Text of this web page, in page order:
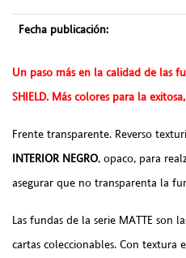
Fecha publicación:
Un paso más en la calidad de las
SHIELD. Más colores para la
Frente transparente. Reverso
INTERIOR NEGRO, opaco, para
asegurar que no transparenta la
Las fundas de la serie MATTE son
cartas coleccionables. Con textura